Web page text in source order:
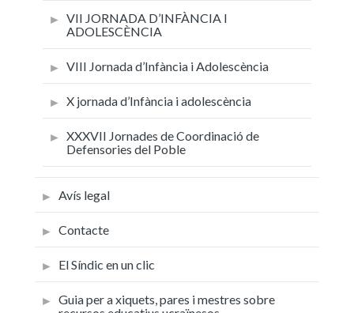
VII JORNADA D’INFÀNCIA I
ADOLESCÈNCIA
VIII Jornada d’Infància i Adolescència
X jornada d’Infància i adolescència
XXXVII Jornades de Coordinació de
Defensories del Poble
Avís legal
Contacte
El Síndic en un clic
Guia per a xiquets, pares i mestres sobre